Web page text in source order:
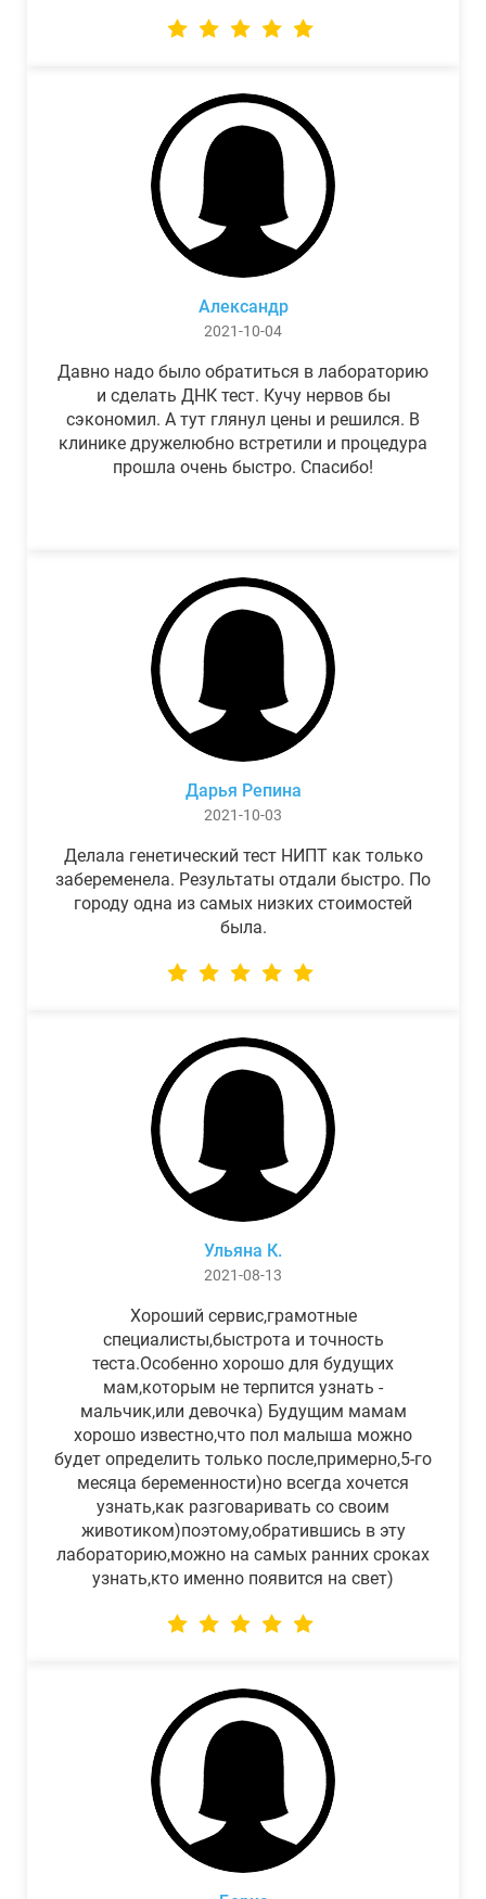
Александр
2021-10-04
Давно надо было обратиться в лабораторию
и сделать ДНК тест. Кучу нервов бы
сэкономил. А тут глянул цены и решился. В
клинике дружелюбно встретили и процедура
прошла очень быстро. Спасибо!
Дарья Репина
2021-10-03
Делала генетический тест НИПТ как только
забеременела. Результаты отдали быстро. По
городу одна из самых низких стоимостей
была.
Ульяна К.
2021-08-13
Хороший сервис,грамотные
специалисты,быстрота и точность
теста.Особенно хорошо для будущих
мам,которым не терпится узнать -
мальчик,или девочка) Будущим мамам
хорошо известно,что пол малыша можно
будет определить только после,примерно,5-го
месяца беременности)но всегда хочется
узнать,как разговаривать со своим
животиком)поэтому,обратившись в эту
лабораторию,можно на самых ранних сроках
узнать,кто именно появится на свет)